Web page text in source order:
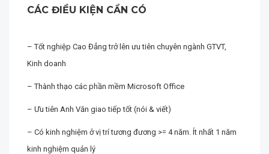
CÁC ĐIỀU KIỆN CẦN CÓ
– Tốt nghiệp Cao Đẳng trở lên ưu tiên chuyên ngành GTVT,
Kinh doanh
– Thành thạo các phần mềm Microsoft Office
– Ưu tiên Anh Văn giao tiếp tốt (nói & viết)
– Có kinh nghiệm ở vị trí tương đương >= 4 năm. Ít nhất 1 năm
kinh nghiệm quản lý